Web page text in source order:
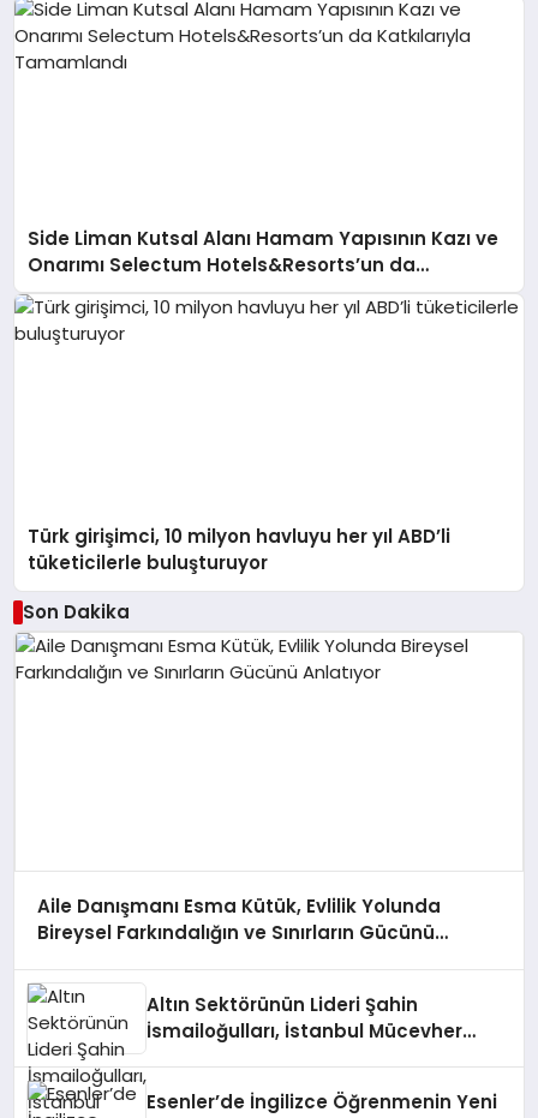
Side Liman Kutsal Alanı Hamam Yapısının Kazı ve
Onarımı Selectum Hotels&Resorts’un da
Katkılarıyla Tamamlandı
Türk girişimci, 10 milyon havluyu her yıl ABD’li
tüketicilerle buluşturuyor
Son Dakika
Aile Danışmanı Esma Kütük, Evlilik Yolunda
Bireysel Farkındalığın ve Sınırların Gücünü
Altın Sektörünün Lideri Şahin
İsmailoğulları, İstanbul Mücevher
Esenler’de İngilizce Öğrenmenin Yeni